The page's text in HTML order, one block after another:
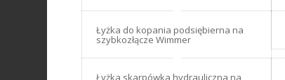
Łyżka do kopania podsiębierna na
szybkozłącze Wimmer
Łyżka skarpówka hydrauliczna na